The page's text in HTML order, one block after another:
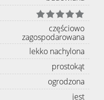
częściowo
zagospodarowana
lekko nachylona
prostokąt
ogrodzona
jest